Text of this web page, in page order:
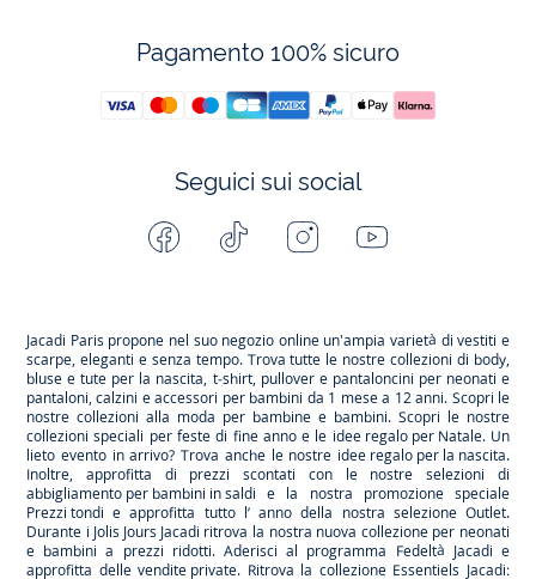
Pagamento 100% sicuro
Seguici sui social
Facebook Tiktok InstagramYoutube
Jacadi Paris propone nel suo negozio online un'ampia varietà di vestiti e
scarpe, eleganti e senza tempo. Trova tutte le nostre collezioni di body,
bluse e tute per la nascita, t-shirt, pullover e pantaloncini per neonati e
pantaloni, calzini e accessori per bambini da 1 mese a 12 anni. Scopri le
nostre collezioni alla moda per bambine e bambini. Scopri le nostre
collezioni speciali per feste di fine anno e le idee regalo per Natale. Un
lieto evento in arrivo? Trova anche le nostre idee regalo per la nascita.
Inoltre, approfitta di prezzi scontati con le nostre selezioni di
abbigliamento per bambini in saldi e la nostra promozione speciale
Prezzi tondi e approfitta tutto l’ anno della nostra selezione Outlet.
Durante i Jolis Jours Jacadi ritrova la nostra nuova collezione per neonati
e bambini a prezzi ridotti. Aderisci al programma Fedeltà Jacadi e
approfitta dellevendite private. Ritrova la collezione Essentiels Jacadi: